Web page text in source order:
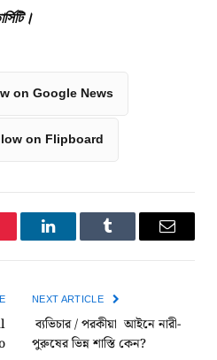
on Google News
on Flipboard
LinkedInTumblr Email
NEXT ARTICLE
ব্যভিচার / পরকীয়া আইনে নারী-
পুরুষের ভিন্ন শাস্তি কেন?